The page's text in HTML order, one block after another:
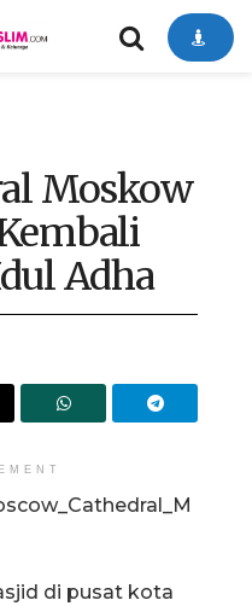
Moskow
Adha
di pusat kota